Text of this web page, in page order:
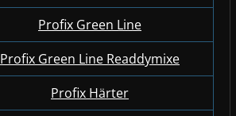
Profix Green Line
Profix Green Line Readdymixe
Profix Härter